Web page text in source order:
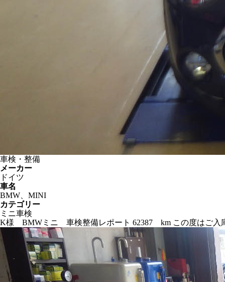
車検・整備
メーカー
ドイツ
車名
BMW、MINI
カテゴリー
ミニ車検
K様 BMWミニ 車検整備レポート 62387 km この度はご入